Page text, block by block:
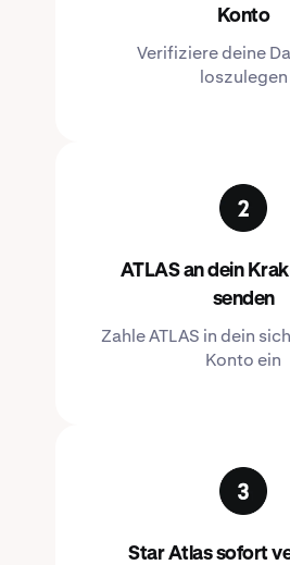
Konto
Verifiziere deine
loszulegen
ATLAS an dein
senden
Zahle ATLAS in dein
Konto ein
Star Atlas sofort